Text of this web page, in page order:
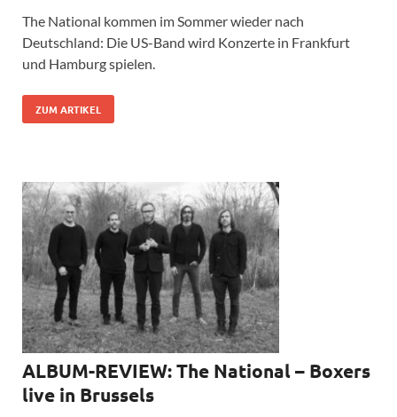
The National kommen im Sommer wieder nach
Deutschland: Die US-Band wird Konzerte in Frankfurt
und Hamburg spielen.
ZUM ARTIKEL
ALBUM-REVIEW: The National – Boxers
live in Brussels